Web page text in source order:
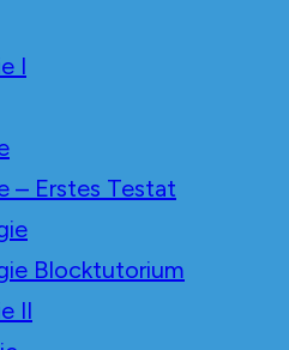
I
– Erstes Testat
Blocktutorium
II